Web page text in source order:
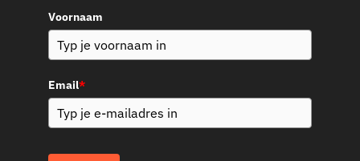
Voornaam
Email*